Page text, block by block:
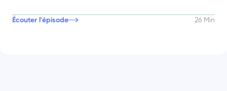
Écouter l'épisode 26 Min